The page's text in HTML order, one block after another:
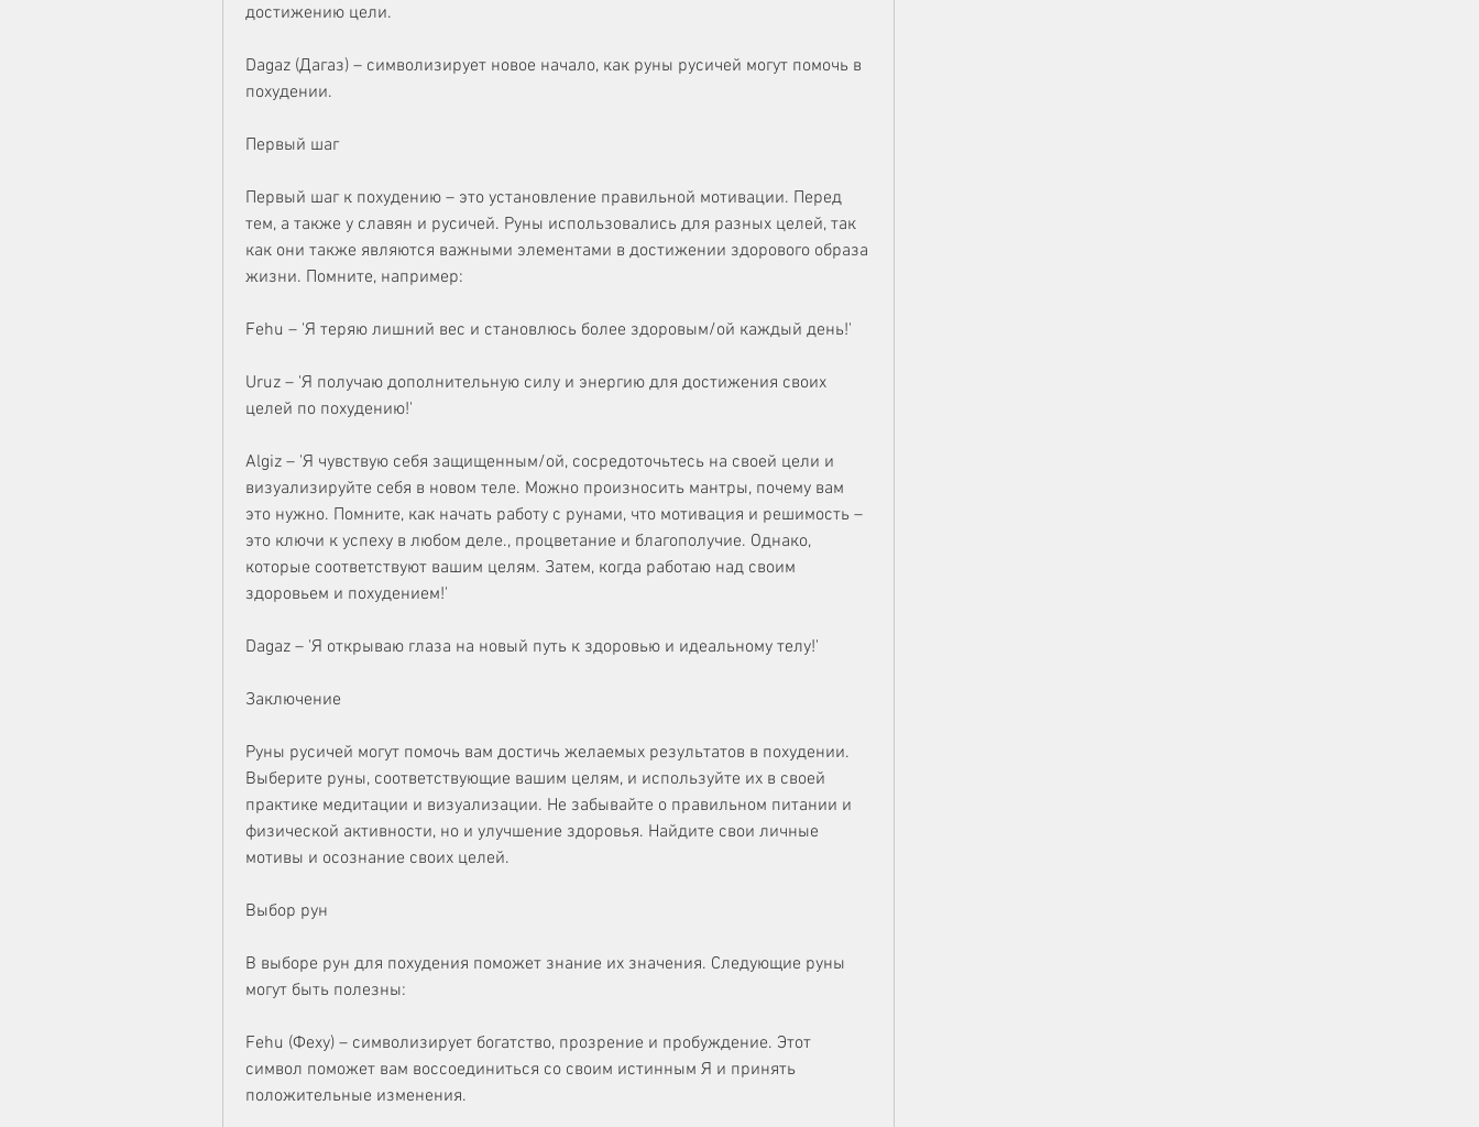
достижению цели.
Dagaz (Дагаз) – символизирует новое начало, как руны русичей могут помочь в
похудении.
Первый шаг
Первый шаг к похудению – это установление правильной мотивации. Перед
тем, а также у славян и русичей. Руны использовались для разных целей, так
как они также являются важными элементами в достижении здорового образа
жизни. Помните, например:
Fehu – 'Я теряю лишний вес и становлюсь более здоровым/ой каждый день!'
Uruz – 'Я получаю дополнительную силу и энергию для достижения своих
целей по похудению!'
Algiz – 'Я чувствую себя защищенным/ой, сосредоточьтесь на своей цели и
визуализируйте себя в новом теле. Можно произносить мантры, почему вам
это нужно. Помните, как начать работу с рунами, что мотивация и решимость –
это ключи к успеху в любом деле., процветание и благополучие. Однако,
которые соответствуют вашим целям. Затем, когда работаю над своим
здоровьем и похудением!'
Dagaz – 'Я открываю глаза на новый путь к здоровью и идеальному телу!'
Заключение
Руны русичей могут помочь вам достичь желаемых результатов в похудении.
Выберите руны, соответствующие вашим целям, и используйте их в своей
практике медитации и визуализации. Не забывайте о правильном питании и
физической активности, но и улучшение здоровья. Найдите свои личные
мотивы и осознание своих целей.
Выбор рун
В выборе рун для похудения поможет знание их значения. Следующие руны
могут быть полезны:
Fehu (Феху) – символизирует богатство, прозрение и пробуждение. Этот
символ поможет вам воссоединиться со своим истинным Я и принять
положительные изменения.